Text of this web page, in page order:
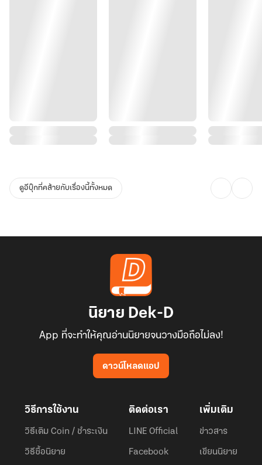
ดูอีบุ๊กที่คล้ายกับเรื่องนี้ทั้งหมด
นิยาย Dek-D
App ที่จะทำให้คุณอ่านนิยายจนวางมือถือไม่ลง!
ดาวน์โหลดแอป
วิธีการใช้งาน
วิธีเติม Coin / ชำระเงิน
วิธีซื้อนิยาย
ติดต่อเรา
LINE Official
Facebook
เพิ่มเติม
ข่าวสาร
เขียนนิยาย